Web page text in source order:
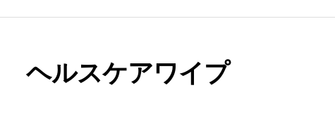
ヘルスケアワイプ